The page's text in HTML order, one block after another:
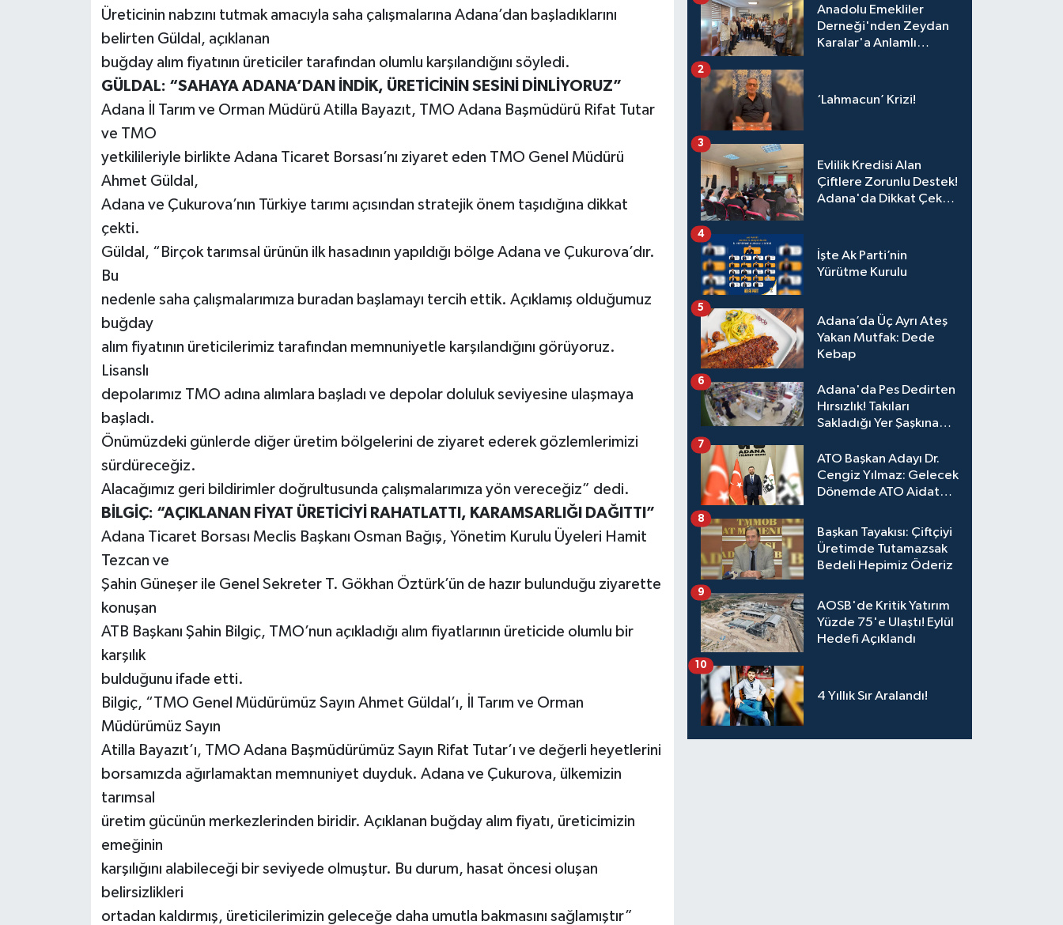
Üreticinin nabzını tutmak amacıyla saha çalışmalarına Adana’dan başladıklarını
belirten Güldal, açıklanan
buğday alım fiyatının üreticiler tarafından olumlu karşılandığını söyledi.
GÜLDAL: “SAHAYA ADANA’DAN İNDİK, ÜRETİCİNİN SESİNİ DİNLİYORUZ”
Adana İl Tarım ve Orman Müdürü Atilla Bayazıt, TMO Adana Başmüdürü Rifat Tutar
ve TMO
yetkilileriyle birlikte Adana Ticaret Borsası’nı ziyaret eden TMO Genel Müdürü
Ahmet Güldal,
Adana ve Çukurova’nın Türkiye tarımı açısından stratejik önem taşıdığına dikkat
çekti.
Güldal, “Birçok tarımsal ürünün ilk hasadının yapıldığı bölge Adana ve Çukurova’dır.
Bu
nedenle saha çalışmalarımıza buradan başlamayı tercih ettik. Açıklamış olduğumuz
buğday
alım fiyatının üreticilerimiz tarafından memnuniyetle karşılandığını görüyoruz.
Lisanslı
depolarımız TMO adına alımlara başladı ve depolar doluluk seviyesine ulaşmaya
başladı.
Önümüzdeki günlerde diğer üretim bölgelerini de ziyaret ederek gözlemlerimizi
sürdüreceğiz.
Alacağımız geri bildirimler doğrultusunda çalışmalarımıza yön vereceğiz” dedi.
BİLGİÇ: “AÇIKLANAN FİYAT ÜRETİCİYİ RAHATLATTI, KARAMSARLIĞI DAĞITTI”
Adana Ticaret Borsası Meclis Başkanı Osman Bağış, Yönetim Kurulu Üyeleri Hamit
Tezcan ve
Şahin Güneşer ile Genel Sekreter T. Gökhan Öztürk’ün de hazır bulunduğu ziyarette
konuşan
ATB Başkanı Şahin Bilgiç, TMO’nun açıkladığı alım fiyatlarının üreticide olumlu bir
karşılık
bulduğunu ifade etti.
Bilgiç, “TMO Genel Müdürümüz Sayın Ahmet Güldal’ı, İl Tarım ve Orman
Müdürümüz Sayın
Atilla Bayazıt’ı, TMO Adana Başmüdürümüz Sayın Rifat Tutar’ı ve değerli heyetlerini
borsamızda ağırlamaktan memnuniyet duyduk. Adana ve Çukurova, ülkemizin
tarımsal
üretim gücünün merkezlerinden biridir. Açıklanan buğday alım fiyatı, üreticimizin
emeğinin
karşılığını alabileceği bir seviyede olmuştur. Bu durum, hasat öncesi oluşan
belirsizlikleri
ortadan kaldırmış, üreticilerimizin geleceğe daha umutla bakmasını sağlamıştır”
Anadolu Emekliler
Derneği'nden Zeydan
Karalar'a Anlamlı
‘Lahmacun’ Krizi!
2
Evlilik Kredisi Alan
Çiftlere Zorunlu Destek!
Adana'da Dikkat Çeken
3
İşte Ak Parti’nin
Yürütme Kurulu
4
Adana’da Üç Ayrı Ateş
Yakan Mutfak: Dede
Kebap
5
Adana'da Pes Dedirten
Hırsızlık! Takıları
Sakladığı Yer Şaşkına
6
ATO Başkan Adayı Dr.
Cengiz Yılmaz: Gelecek
Dönemde ATO Aidat
Üyelerimize Ve
Adana'ya Yatırılacak
7
Başkan Tayakısı: Çiftçiyi
Üretimde Tutamazsak
Bedeli Hepimiz Öderiz
8
AOSB'de Kritik Yatırım
Yüzde 75'e Ulaştı! Eylül
Hedefi Açıklandı
9
4 Yıllık Sır Aralandı!
10